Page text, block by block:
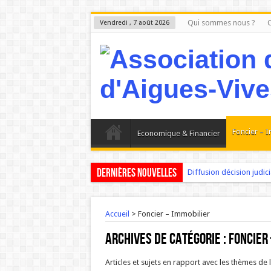
Vendredi , 7 août 2026 Qui sommes nous ?
Economique & Financier Foncier –
Dernières nouvelles Diffusion décision
Madame PRADEILLE
AIGUES-VIVES : Les
L ‘Expérience bloque,
Accueil > Foncier – Immobilier
Archives de catégorie :
Articles et sujets en rapport avec les thèmes de